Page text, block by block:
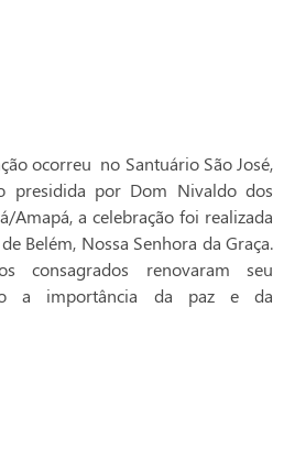
ocorreu no Santuário São José,
presidida por Dom Nivaldo dos
Amapá, a celebração foi realizada
Belém, Nossa Senhora da Graça.
consagrados renovaram seu
a importância da paz e da